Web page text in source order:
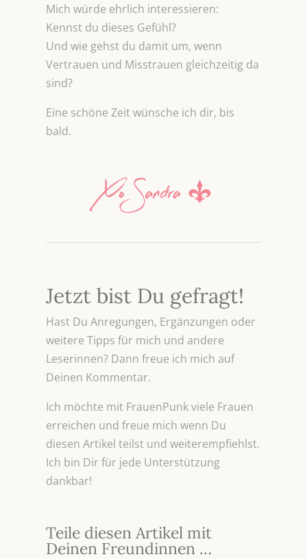
Mich würde ehrlich interessieren:
Kennst du dieses Gefühl?
Und wie gehst du damit um, wenn
Vertrauen und Misstrauen gleichzeitig da
sind?
Eine schöne Zeit wünsche ich dir, bis
bald.
Jetzt bist Du gefragt!
Hast Du Anregungen, Ergänzungen oder
weitere Tipps für mich und andere
Leserinnen? Dann freue ich mich auf
Deinen Kommentar.
Ich möchte mit FrauenPunk viele Frauen
erreichen und freue mich wenn Du
diesen Artikel teilst und weiterempfiehlst.
Ich bin Dir für jede Unterstützung
dankbar!
Teile diesen Artikel mit
Deinen Freundinnen …